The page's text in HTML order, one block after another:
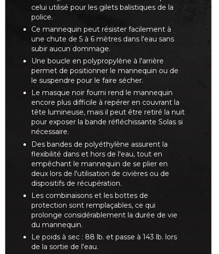
celui utilisé pour les gilets balistiques de la
police.
Ce mannequin peut résister facilement à
une chute de 5 à 6 mètres dans l'eau sans
subir aucun dommage.
Une boucle en polypropylène à l'arrière
permet de positionner le mannequin ou de
le suspendre pour le faire sécher.
Le masque noir fourni rend le mannequin
encore plus difficile à repérer en couvrant la
tête lumineuse, mais il peut être retiré la nuit
pour exposer la bande réfléchissante Solas si
nécessaire.
Des bandes de polyéthylène assurent la
flexibilité dans et hors de l'eau, tout en
empêchant le mannequin de se plier en
deux lors de l'utilisation de civières ou de
dispositifs de récupération.
Les combinaisons et les bottes de
protection sont remplaçables, ce qui
prolonge considérablement la durée de vie
du mannequin.
Le poids à sec : 88 lb. et passe à 143 lb. lors
de la sortie de l'eau.